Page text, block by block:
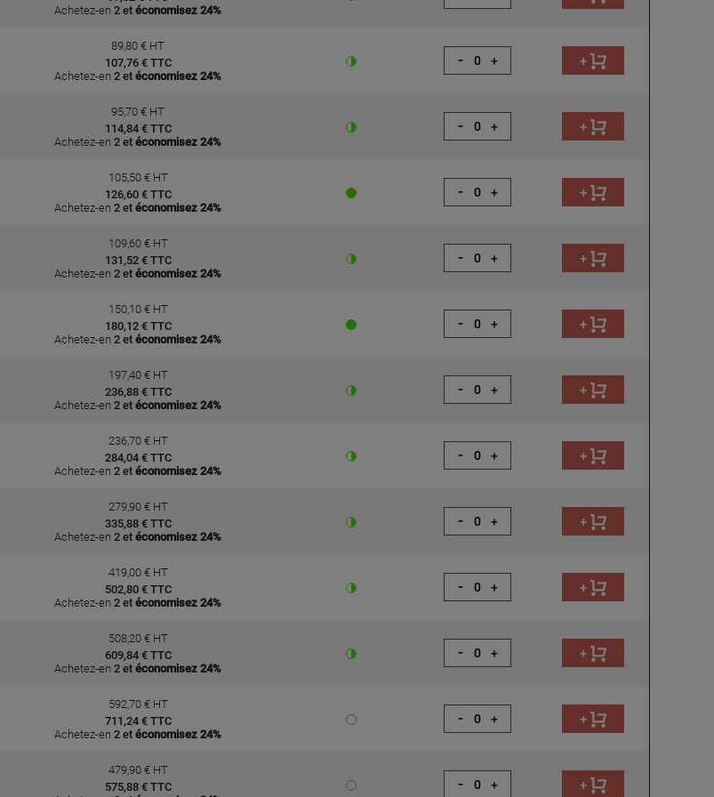
Achetez-en 2 et économisez 24%
89,80 € HT
107,76 € TTC
Achetez-en 2 et économisez 24%
- + +
95,70 € HT
114,84 € TTC
Achetez-en 2 et économisez 24%
- + +
105,50 € HT
126,60 € TTC
Achetez-en 2 et économisez 24%
- + +
109,60 € HT
131,52 € TTC
Achetez-en 2 et économisez 24%
- + +
150,10 € HT
180,12 € TTC
Achetez-en 2 et économisez 24%
- + +
197,40 € HT
236,88 € TTC
Achetez-en 2 et économisez 24%
- + +
236,70 € HT
284,04 € TTC
Achetez-en 2 et économisez 24%
- + +
279,90 € HT
335,88 € TTC
Achetez-en 2 et économisez 24%
- + +
419,00 € HT
502,80 € TTC
Achetez-en 2 et économisez 24%
- + +
508,20 € HT
609,84 € TTC
Achetez-en 2 et économisez 24%
- + +
592,70 € HT
711,24 € TTC
Achetez-en 2 et économisez 24%
- + +
479,90 € HT
575,88 € TTC
- + +